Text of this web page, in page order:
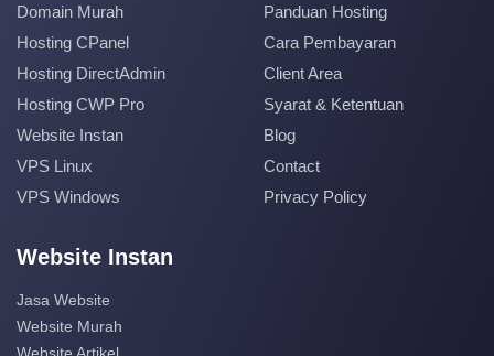
Domain Murah
Hosting CPanel
Hosting DirectAdmin
Hosting CWP Pro
Website Instan
VPS Linux
VPS Windows
Panduan Hosting
Cara Pembayaran
Client Area
Syarat & Ketentuan
Blog
Contact
Privacy Policy
Website Instan
Jasa Website
Website Murah